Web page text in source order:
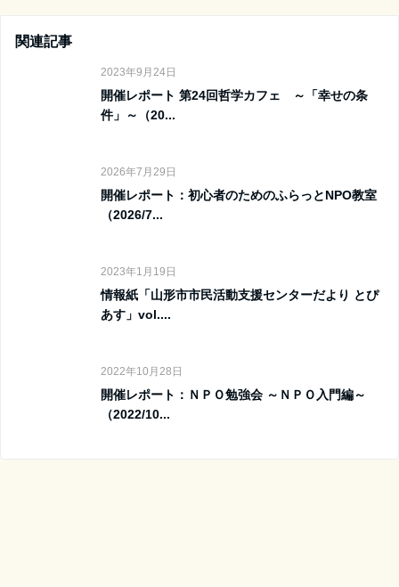
関連記事
2023年9月24日
開催レポート 第24回哲学カフェ ～「幸せの条
件」～（20...
2026年7月29日
開催レポート：初心者のためのふらっとNPO教室
（2026/7...
2023年1月19日
情報紙「山形市市民活動支援センターだより とぴ
あす」vol....
2022年10月28日
開催レポート：ＮＰＯ勉強会 ～ＮＰＯ入門編～
（2022/10...